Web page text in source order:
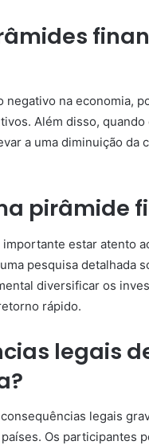
na economia,
Além disso, quando
a uma diminuição da
pirâmide
estar atento
pesquisa detalhada
diversificar os
rápido.
legais
legais
Os participantes